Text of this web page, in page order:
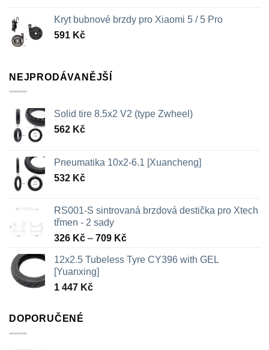
Kryt bubnové brzdy pro Xiaomi 5 / 5 Pro
591 Kč
NEJPRODÁVANĚJŠÍ
Solid tire 8.5x2 V2 (type Zwheel)
562 Kč
Pneumatika 10x2-6.1 [Xuancheng]
532 Kč
RS001-S sintrovaná brzdová destička pro Xtech
třmen - 2 sady
326 Kč – 709 KčRozpětí
326 Kč
12x2.5 Tubeless Tyre CY396 with GEL
[Yuanxing]
1 447 Kč
DOPORUČENÉ